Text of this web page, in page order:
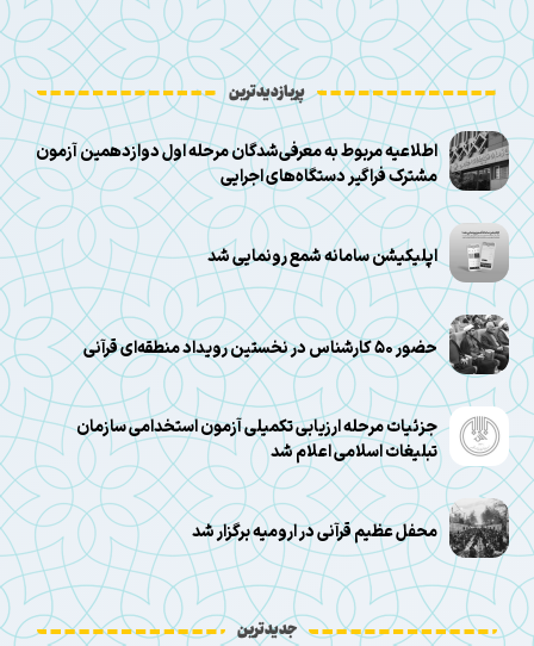
پربازدیدترین
اطلاعیه مربوط به معرفی‌شدگان مرحله اول دوازدهمین آزمون
مشترک فراگیر دستگاه‌های اجرایی
اپلیکیشن سامانه شمع رونمایی شد
حضور ۵۰ کارشناس در نخستین رویداد منطقه‌ای قرآنی
جزئیات مرحله ارزیابی تکمیلی آزمون استخدامی سازمان
تبلیغات اسلامی اعلام شد
محفل عظیم قرآنی در ارومیه برگزار شد
جدیدترین